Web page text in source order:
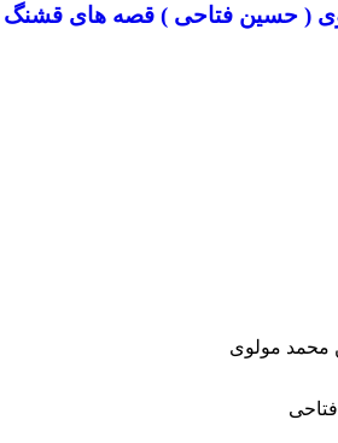
( حسین فتاحی ) قصه های قشنگ
مولوی